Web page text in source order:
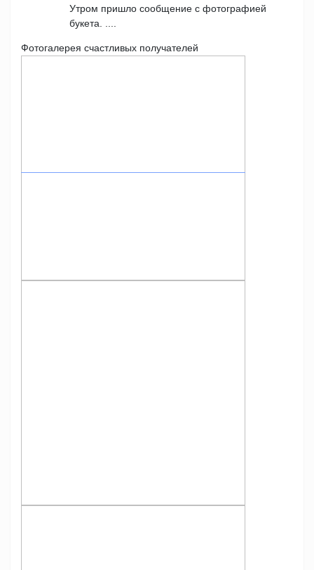
Утром пришло сообщение с фотографией
букета. ....
Фотогалерея счастливых получателей